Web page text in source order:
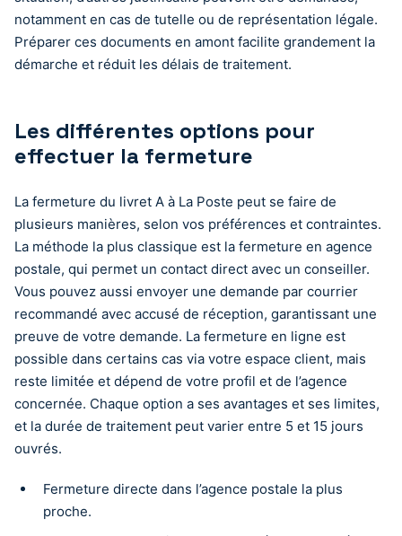
notamment en cas de tutelle ou de représentation légale.
Préparer ces documents en amont facilite grandement la
démarche et réduit les délais de traitement.
Les différentes options pour
effectuer la fermeture
La fermeture du livret A à La Poste peut se faire de
plusieurs manières, selon vos préférences et contraintes.
La méthode la plus classique est la fermeture en agence
postale, qui permet un contact direct avec un conseiller.
Vous pouvez aussi envoyer une demande par courrier
recommandé avec accusé de réception, garantissant une
preuve de votre demande. La fermeture en ligne est
possible dans certains cas via votre espace client, mais
reste limitée et dépend de votre profil et de l’agence
concernée. Chaque option a ses avantages et ses limites,
et la durée de traitement peut varier entre 5 et 15 jours
ouvrés.
Fermeture directe dans l’agence postale la plus
proche.